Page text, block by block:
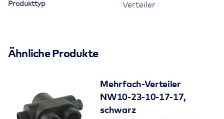
Produkttyp Verteiler
Ähnliche Produkte
Mehrfach-Verteiler
NW10-23-10-17-17,
schwarz